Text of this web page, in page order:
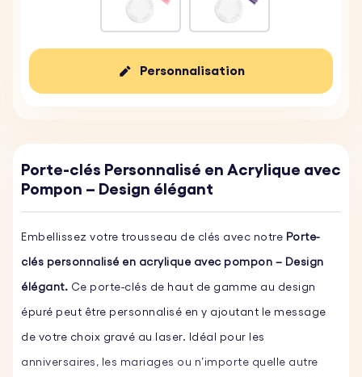
Personnalisation
Porte-clés Personnalisé en Acrylique avec
Pompon – Design élégant
Embellissez votre trousseau de clés avec notre Porte-
clés personnalisé en acrylique avec pompon – Design
élégant. Ce porte-clés de haut de gamme au design
épuré peut être personnalisé en y ajoutant le message
de votre choix gravé au laser. Idéal pour les
anniversaires, les mariages ou n’importe quelle autre